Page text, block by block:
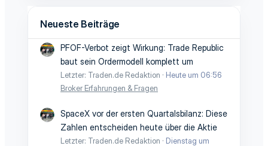
Neueste Beiträge
PFOF-Verbot zeigt Wirkung: Trade Republic
baut sein Ordermodell komplett um
Letzter: Traden.de Redaktion
Heute um 06:56
Broker Erfahrungen & Fragen
SpaceX vor der ersten Quartalsbilanz: Diese
Zahlen entscheiden heute über die Aktie
Letzter: Traden.de Redaktion
Dienstag um